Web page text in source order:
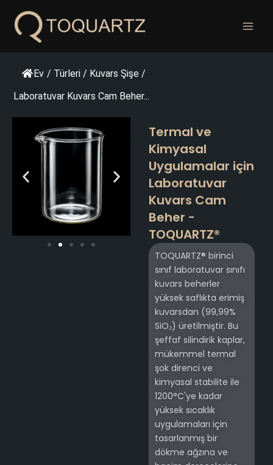
geç
Ev / Türleri / Kuvars Şişe /
Laboratuvar Kuvars Cam Beher...
Termal ve
Kimyasal
Uygulamalar için
Laboratuvar
Kuvars Cam
Beher -
TOQUARTZ®
TOQUARTZ® birinci
sınıf laboratuvar sınıfı
kuvars beherler
yüksek saflıkta erimiş
kuvarsdan (99,99%
SiO₂) üretilmiştir. Bu
şeffaf silindirik kaplar,
mükemmel termal
şok direnci ve
kimyasal stabilite ile
1200°C'ye kadar
yüksek sıcaklık
uygulamaları için
tasarlanmış bir
dökme ağzına ve